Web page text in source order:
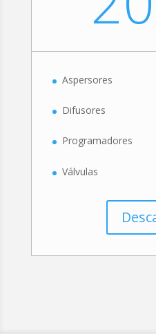
Aspersores
Difusores
Programadores
Válvulas